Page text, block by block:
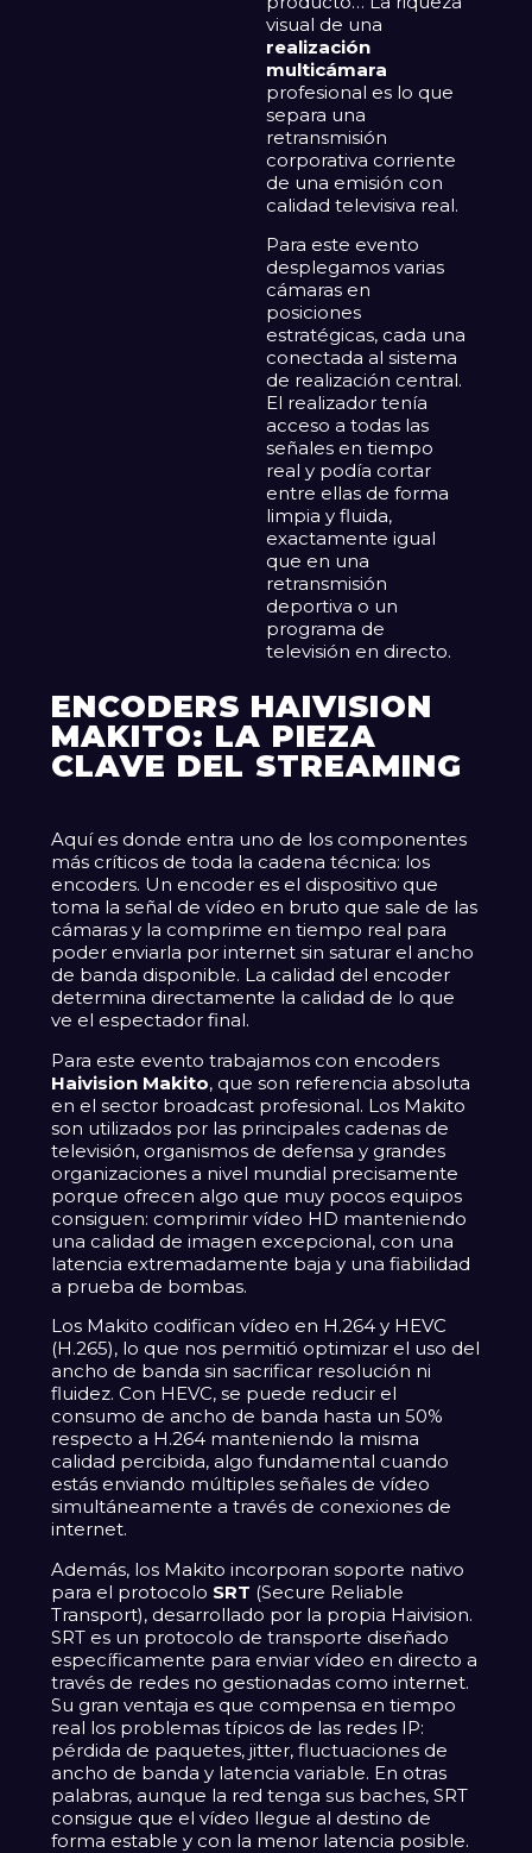
visual de una
realización
multicámara
profesional es lo que
separa una
retransmisión
corporativa corriente
de una emisión con
calidad televisiva real.
Para este evento
desplegamos varias
cámaras en
posiciones
estratégicas, cada una
conectada al sistema
de realización central.
El realizador tenía
acceso a todas las
señales en tiempo
real y podía cortar
entre ellas de forma
limpia y fluida,
exactamente igual
que en una
retransmisión
deportiva o un
programa de
televisión en directo.
ENCODERS HAIVISION
MAKITO: LA PIEZA
CLAVE DEL STREAMING
Aquí es donde entra uno de los componentes
más críticos de toda la cadena técnica: los
encoders. Un encoder es el dispositivo que
toma la señal de vídeo en bruto que sale de las
cámaras y la comprime en tiempo real para
poder enviarla por internet sin saturar el ancho
de banda disponible. La calidad del encoder
determina directamente la calidad de lo que
ve el espectador final.
Para este evento trabajamos con encoders
Haivision Makito, que son referencia absoluta
en el sector broadcast profesional. Los Makito
son utilizados por las principales cadenas de
televisión, organismos de defensa y grandes
organizaciones a nivel mundial precisamente
porque ofrecen algo que muy pocos equipos
consiguen: comprimir vídeo HD manteniendo
una calidad de imagen excepcional, con una
latencia extremadamente baja y una fiabilidad
a prueba de bombas.
Los Makito codifican vídeo en H.264 y HEVC
(H.265), lo que nos permitió optimizar el uso del
ancho de banda sin sacrificar resolución ni
fluidez. Con HEVC, se puede reducir el
consumo de ancho de banda hasta un 50%
respecto a H.264 manteniendo la misma
calidad percibida, algo fundamental cuando
estás enviando múltiples señales de vídeo
simultáneamente a través de conexiones de
internet.
Además, los Makito incorporan soporte nativo
para el protocolo SRT (Secure Reliable
Transport), desarrollado por la propia Haivision.
SRT es un protocolo de transporte diseñado
específicamente para enviar vídeo en directo a
través de redes no gestionadas como internet.
Su gran ventaja es que compensa en tiempo
real los problemas típicos de las redes IP:
pérdida de paquetes, jitter, fluctuaciones de
ancho de banda y latencia variable. En otras
palabras, aunque la red tenga sus baches, SRT
consigue que el vídeo llegue al destino de
forma estable y con la menor latencia posible.